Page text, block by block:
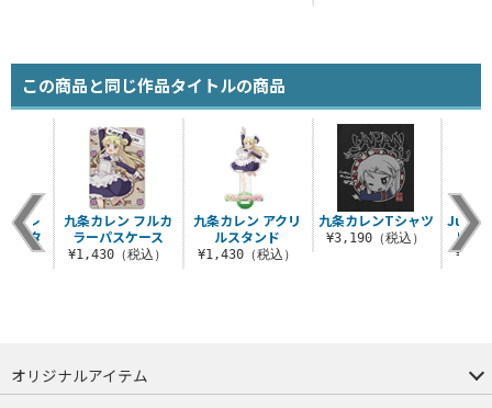
この商品と同じ作品タイトルの商品
九条カレン アクリ
ルスタンド
¥1,430（税込）
九条カレンTシャツ
¥3,190（税込）
ルカ
タレ
スタ
九条カレン フルカ
ラーパスケース
¥1,430（税込）
オリジナルアイテム